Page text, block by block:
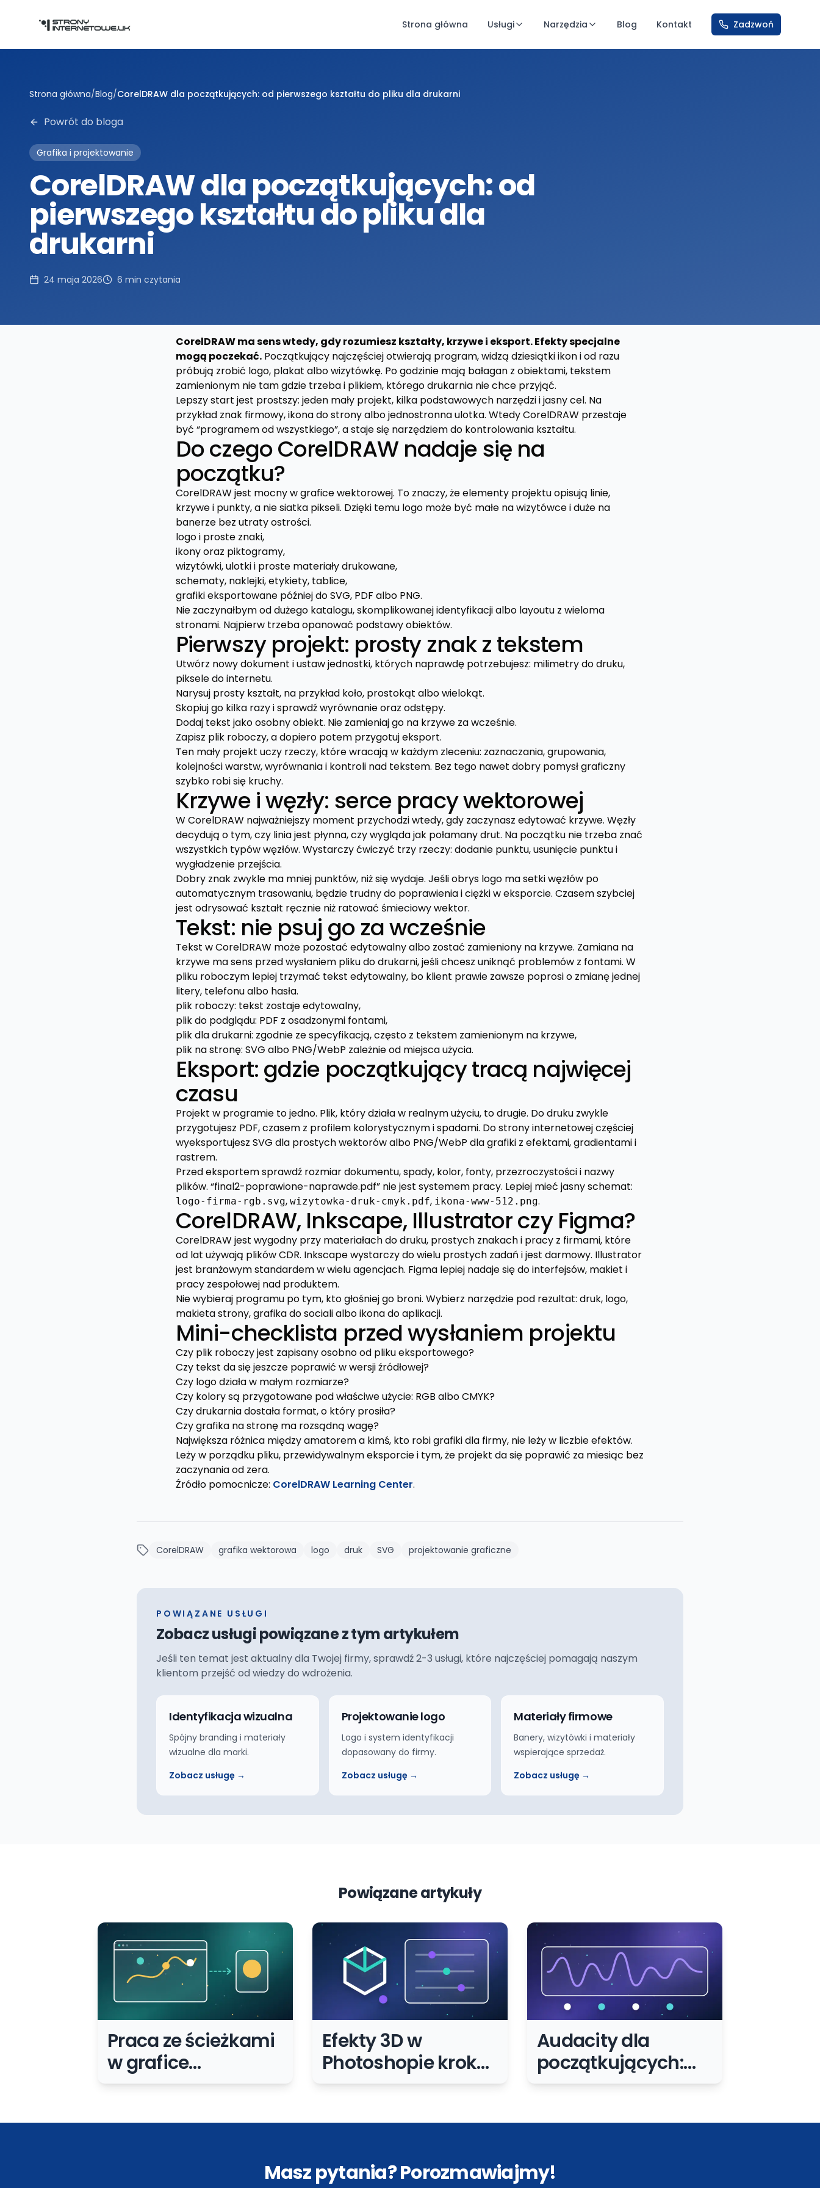
Strona główna Usługi Narzędzia Blog Kontakt Zadzwoń
Strona główna/Blog/CorelDRAW dla początkujących: od pierwszego kształtu do pliku dla drukarni
Powrót do bloga
Grafika i projektowanie
CorelDRAW dla początkujących: od
pierwszego kształtu do pliku dla
drukarni
24 maja 2026 6 min czytania
CorelDRAW ma sens wtedy, gdy rozumiesz kształty, krzywe i eksport. Efekty specjalne
mogą poczekać. Początkujący najczęściej otwierają program, widzą dziesiątki ikon i od razu
próbują zrobić logo, plakat albo wizytówkę. Po godzinie mają bałagan z obiektami, tekstem
zamienionym nie tam gdzie trzeba i plikiem, którego drukarnia nie chce przyjąć.
Lepszy start jest prostszy: jeden mały projekt, kilka podstawowych narzędzi i jasny cel. Na
przykład znak firmowy, ikona do strony albo jednostronna ulotka. Wtedy CorelDRAW przestaje
być “programem od wszystkiego”, a staje się narzędziem do kontrolowania kształtu.
Do czego CorelDRAW nadaje się na
początku?
CorelDRAW jest mocny w grafice wektorowej. To znaczy, że elementy projektu opisują linie,
krzywe i punkty, a nie siatka pikseli. Dzięki temu logo może być małe na wizytówce i duże na
banerze bez utraty ostrości.
logo i proste znaki,
ikony oraz piktogramy,
wizytówki, ulotki i proste materiały drukowane,
schematy, naklejki, etykiety, tablice,
grafiki eksportowane później do SVG, PDF albo PNG.
Nie zaczynałbym od dużego katalogu, skomplikowanej identyfikacji albo layoutu z wieloma
stronami. Najpierw trzeba opanować podstawy obiektów.
Pierwszy projekt: prosty znak z tekstem
Utwórz nowy dokument i ustaw jednostki, których naprawdę potrzebujesz: milimetry do druku,
piksele do internetu.
Narysuj prosty kształt, na przykład koło, prostokąt albo wielokąt.
Skopiuj go kilka razy i sprawdź wyrównanie oraz odstępy.
Dodaj tekst jako osobny obiekt. Nie zamieniaj go na krzywe za wcześnie.
Zapisz plik roboczy, a dopiero potem przygotuj eksport.
Ten mały projekt uczy rzeczy, które wracają w każdym zleceniu: zaznaczania, grupowania,
kolejności warstw, wyrównania i kontroli nad tekstem. Bez tego nawet dobry pomysł graficzny
szybko robi się kruchy.
Krzywe i węzły: serce pracy wektorowej
W CorelDRAW najważniejszy moment przychodzi wtedy, gdy zaczynasz edytować krzywe. Węzły
decydują o tym, czy linia jest płynna, czy wygląda jak połamany drut. Na początku nie trzeba znać
wszystkich typów węzłów. Wystarczy ćwiczyć trzy rzeczy: dodanie punktu, usunięcie punktu i
wygładzenie przejścia.
Dobry znak zwykle ma mniej punktów, niż się wydaje. Jeśli obrys logo ma setki węzłów po
automatycznym trasowaniu, będzie trudny do poprawienia i ciężki w eksporcie. Czasem szybciej
jest odrysować kształt ręcznie niż ratować śmieciowy wektor.
Tekst: nie psuj go za wcześnie
Tekst w CorelDRAW może pozostać edytowalny albo zostać zamieniony na krzywe. Zamiana na
krzywe ma sens przed wysłaniem pliku do drukarni, jeśli chcesz uniknąć problemów z fontami. W
pliku roboczym lepiej trzymać tekst edytowalny, bo klient prawie zawsze poprosi o zmianę jednej
litery, telefonu albo hasła.
plik roboczy: tekst zostaje edytowalny,
plik do podglądu: PDF z osadzonymi fontami,
plik dla drukarni: zgodnie ze specyfikacją, często z tekstem zamienionym na krzywe,
plik na stronę: SVG albo PNG/WebP zależnie od miejsca użycia.
Eksport: gdzie początkujący tracą najwięcej
czasu
Projekt w programie to jedno. Plik, który działa w realnym użyciu, to drugie. Do druku zwykle
przygotujesz PDF, czasem z profilem kolorystycznym i spadami. Do strony internetowej częściej
wyeksportujesz SVG dla prostych wektorów albo PNG/WebP dla grafiki z efektami, gradientami i
rastrem.
Przed eksportem sprawdź rozmiar dokumentu, spady, kolor, fonty, przezroczystości i nazwy
plików. “final2-poprawione-naprawde.pdf” nie jest systemem pracy. Lepiej mieć jasny schemat:
logo-firma-rgb.svg, wizytowka-druk-cmyk.pdf, ikona-www-512.png.
CorelDRAW, Inkscape, Illustrator czy Figma?
CorelDRAW jest wygodny przy materiałach do druku, prostych znakach i pracy z firmami, które
od lat używają plików CDR. Inkscape wystarczy do wielu prostych zadań i jest darmowy. Illustrator
jest branżowym standardem w wielu agencjach. Figma lepiej nadaje się do interfejsów, makiet i
pracy zespołowej nad produktem.
Nie wybieraj programu po tym, kto głośniej go broni. Wybierz narzędzie pod rezultat: druk, logo,
makieta strony, grafika do sociali albo ikona do aplikacji.
Mini-checklista przed wysłaniem projektu
Czy plik roboczy jest zapisany osobno od pliku eksportowego?
Czy tekst da się jeszcze poprawić w wersji źródłowej?
Czy logo działa w małym rozmiarze?
Czy kolory są przygotowane pod właściwe użycie: RGB albo CMYK?
Czy drukarnia dostała format, o który prosiła?
Czy grafika na stronę ma rozsądną wagę?
Największa różnica między amatorem a kimś, kto robi grafiki dla firmy, nie leży w liczbie efektów.
Leży w porządku pliku, przewidywalnym eksporcie i tym, że projekt da się poprawić za miesiąc bez
zaczynania od zera.
Źródło pomocnicze: CorelDRAW Learning Center.
CorelDRAW grafika wektorowa logo druk SVG projektowanie graficzne
POWIĄZANE USŁUGI
Zobacz usługi powiązane z tym artykułem
Jeśli ten temat jest aktualny dla Twojej firmy, sprawdź 2-3 usługi, które najczęściej pomagają naszym
klientom przejść od wiedzy do wdrożenia.
Identyfikacja wizualna
Spójny branding i materiały
wizualne dla marki.
Zobacz usługę →
Projektowanie logo
Logo i system identyfikacji
dopasowany do firmy.
Zobacz usługę →
Materiały firmowe
Banery, wizytówki i materiały
wspierające sprzedaż.
Zobacz usługę →
Powiązane artykuły
Praca ze ścieżkami
w grafice
wektorowej:
poradnik dla
Efekty 3D w
Photoshopie krok
po kroku –
początkujących
Audacity dla
początkujących:
prosty workflow
internetu
Masz pytania? Porozmawiajmy!